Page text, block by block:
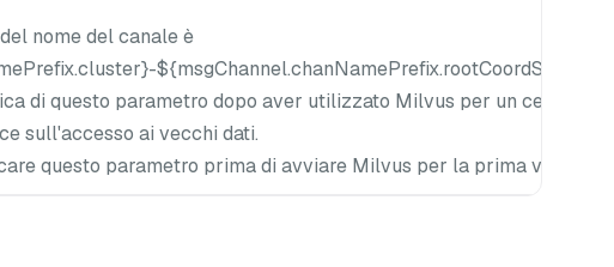
nome del canale è
${msgChannel.chanNamePrefix.rootCoordStatistics}.
di questo parametro dopo aver utilizzato Milvus per un certo
sull'accesso ai vecchi dati.
questo parametro prima di avviare Milvus per la prima volta.